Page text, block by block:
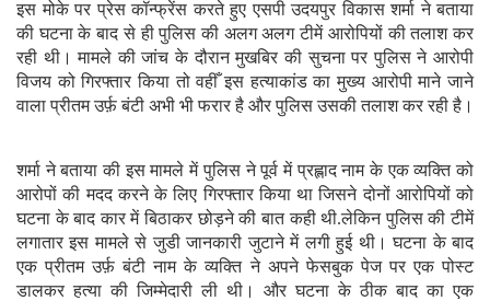
इस मोके पर प्रेस कॉन्फ्रेंस करते हुए एसपी उदयपुर विकास शर्मा ने बताया
की घटना के बाद से ही पुलिस की अलग अलग टीमें आरोपियों की तलाश कर
रही थी। मामले की जांच के दौरान मुखबिर की सुचना पर पुलिस ने आरोपी
विजय को गिरफ्तार किया तो वहीँ इस हत्याकांड का मुख्य आरोपी माने जाने
वाला प्रीतम उर्फ़ बंटी अभी भी फरार है और पुलिस उसकी तलाश कर रही है।
शर्मा ने बताया की इस मामले में पुलिस ने पूर्व में प्रह्लाद नाम के एक व्यक्ति को
आरोपों की मदद करने के लिए गिरफ्तार किया था जिसने दोनों आरोपियों को
घटना के बाद कार में बिठाकर छोड़ने की बात कही थी.लेकिन पुलिस की टीमें
लगातार इस मामले से जुडी जानकारी जुटाने में लगी हुई थी। घटना के बाद
एक प्रीतम उर्फ़ बंटी नाम के व्यक्ति ने अपने फेसबुक पेज पर एक पोस्ट
डालकर हत्या की जिम्मेदारी ली थी। और घटना के ठीक बाद का एक